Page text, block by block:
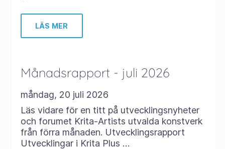
LÄS MER
Månadsrapport - juli 2026
måndag, 20 juli 2026
Läs vidare för en titt på utvecklingsnyheter
och forumet Krita-Artists utvalda konstverk
från förra månaden. Utvecklingsrapport
Utvecklingar i Krita Plus …